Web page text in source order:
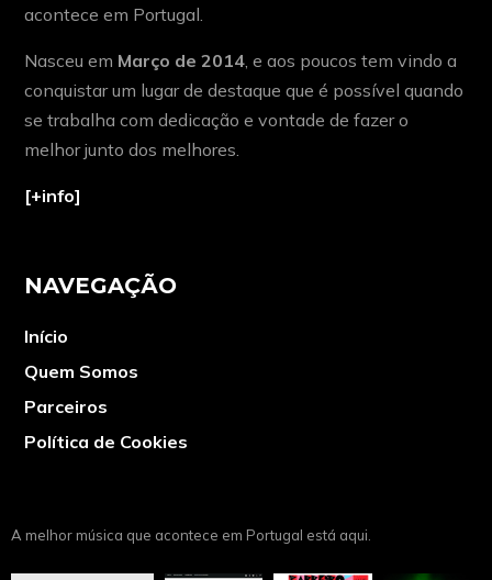
acontece em Portugal.
Nasceu em Março de 2014, e aos poucos tem vindo a
conquistar um lugar de destaque que é possível quando
se trabalha com dedicação e vontade de fazer o
melhor junto dos melhores.
[+info]
NAVEGAÇÃO
Início
Quem Somos
Parceiros
Política de Cookies
A melhor música que acontece em Portugal está aqui.